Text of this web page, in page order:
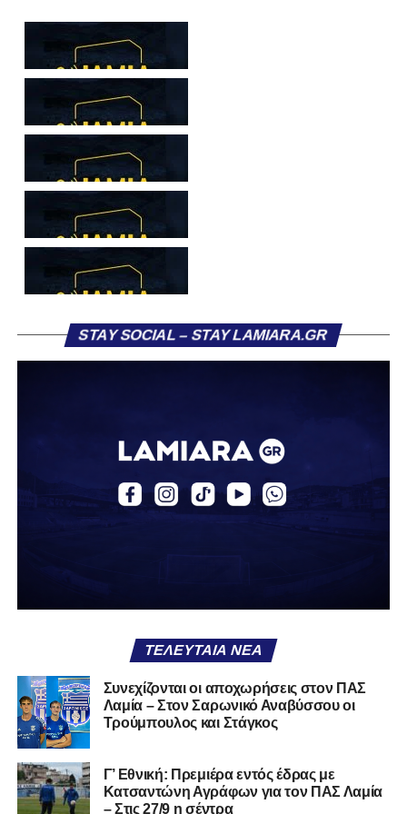
Ιδιαίτερο ενδιαφέρον παρουσιάζει η περίπτωση του
Βασίλη Τρούμπουλου, ο οποίος βρέθηκε στο στόχαστρο
αρκετών ομάδων το φετινό καλοκαίρι. Ανάμεσα στους
συλλόγους που ενδιαφέρθηκαν έντονα για την απόκτησή
του ήταν η Κόρινθος και ο Ιωνικός, με την ομάδα της
Κορίνθου να εμφανίζεται για μεγάλο χρονικό διάστημα ως
το φαβορί για την υπογραφή του. Ωστόσο, η εξέλιξη ήταν
διαφορετική, καθώς ο 23χρονος αμυντικός επέλεξε τελικά
τον Σαρωνικό Αναβύσσου, όπου θα συναντήσει ξανά τον
πρώην συμπαίκτη του στον ΠΑΣ Λαμία, Χρυσόστομο
«Ο Α.Ο. Σαρωνικός Αναβύσσου ανακοινώνει την
περσινή σεζόν πραγματοποίησε γεμάτη χρονιά στη Γ’
Στο παρελθόν αγωνίστηκε στην ΑΕΚ Β’, με την οποία
κατέγραψε 10 συμμετοχές στη Super League 2, καθώς
επίσης σε Εθνικό και Ζάκυνθο. Ξεκίνησε την καριέρα του
στις 26 Σεπτεμβρίου 2021.
Καλωσορίζουμε τον Βασίλη στην οικογένεια του
Σαρωνικού και του ευχόμαστε υγεία και πολλές
επιτυχίες.»
Η ανακοίνωση για τον Χρυσόστομο Στάγκο
STAY SOCIAL – STAY LAMIARA.GR
ΤΕΛΕΥΤΑΊΑ ΝΈΑ
Συνεχίζονται οι αποχωρήσεις στον ΠΑΣ
Λαμία – Στον Σαρωνικό Αναβύσσου οι
Τρούμπουλος και Στάγκος
Γ’ Εθνική: Πρεμιέρα εντός έδρας με
Κατσαντώνη Αγράφων για τον ΠΑΣ Λαμία
– Στις 27/9 η σέντρα